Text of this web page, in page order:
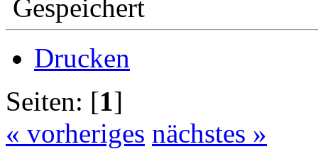
Gespeichert
Drucken
Seiten: [1]
« vorheriges nächstes »